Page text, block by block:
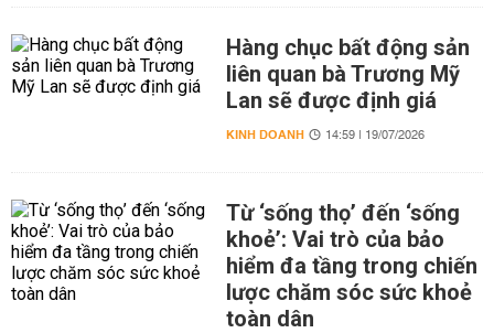
Hàng chục bất động sản
liên quan bà Trương Mỹ
Lan sẽ được định giá
KINH DOANH 14:59 | 19/07/2026
Từ ‘sống thọ’ đến ‘sống
khoẻ’: Vai trò của bảo
hiểm đa tầng trong chiến
lược chăm sóc sức khoẻ
toàn dân